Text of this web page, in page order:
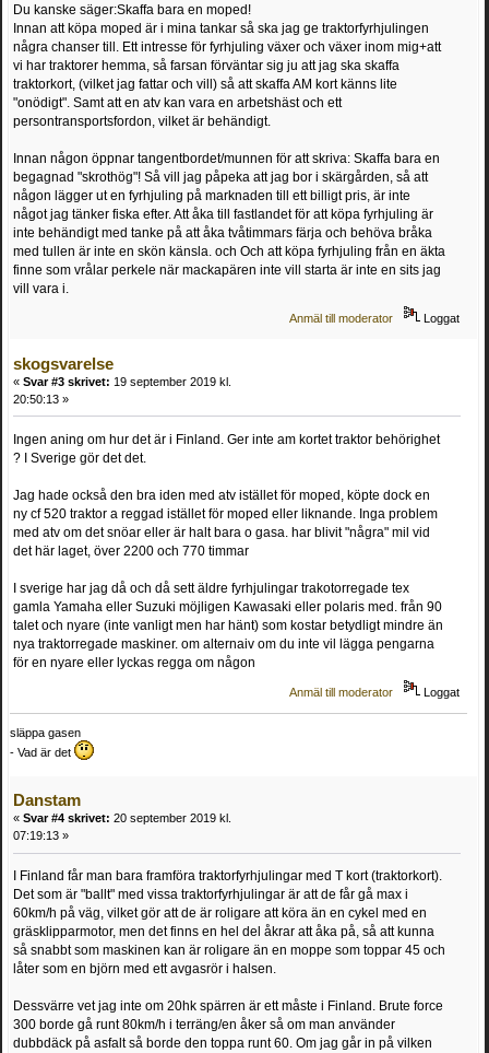
Du kanske säger:Skaffa bara en moped!
Innan att köpa moped är i mina tankar så ska jag ge traktorfyrhjulingen
några chanser till. Ett intresse för fyrhjuling växer och växer inom mig+att
vi har traktorer hemma, så farsan förväntar sig ju att jag ska skaffa
traktorkort, (vilket jag fattar och vill) så att skaffa AM kort känns lite
"onödigt". Samt att en atv kan vara en arbetshäst och ett
persontransportsfordon, vilket är behändigt.
Innan någon öppnar tangentbordet/munnen för att skriva: Skaffa bara en
begagnad "skrothög"! Så vill jag påpeka att jag bor i skärgården, så att
någon lägger ut en fyrhjuling på marknaden till ett billigt pris, är inte
något jag tänker fiska efter. Att åka till fastlandet för att köpa fyrhjuling är
inte behändigt med tanke på att åka tvåtimmars färja och behöva bråka
med tullen är inte en skön känsla. och Och att köpa fyrhjuling från en äkta
finne som vrålar perkele när mackapären inte vill starta är inte en sits jag
vill vara i.
Anmäl till moderator Loggat
skogsvarelse
« Svar #3 skrivet: 19 september 2019 kl.
20:50:13 »
Ingen aning om hur det är i Finland. Ger inte am kortet traktor behörighet
? I Sverige gör det det.
Jag hade också den bra iden med atv istället för moped, köpte dock en
ny cf 520 traktor a reggad istället för moped eller liknande. Inga problem
med atv om det snöar eller är halt bara o gasa. har blivit "några" mil vid
det här laget, över 2200 och 770 timmar
I sverige har jag då och då sett äldre fyrhjulingar trakotorregade tex
gamla Yamaha eller Suzuki möjligen Kawasaki eller polaris med. från 90
talet och nyare (inte vanligt men har hänt) som kostar betydligt mindre än
nya traktorregade maskiner. om alternaiv om du inte vil lägga pengarna
för en nyare eller lyckas regga om någon
Anmäl till moderator Loggat
släppa gasen
- Vad är det
Danstam
« Svar #4 skrivet: 20 september 2019 kl.
07:19:13 »
I Finland får man bara framföra traktorfyrhjulingar med T kort (traktorkort).
Det som är "ballt" med vissa traktorfyrhjulingar är att de får gå max i
60km/h på väg, vilket gör att de är roligare att köra än en cykel med en
gräsklipparmotor, men det finns en hel del åkrar att åka på, så att kunna
så snabbt som maskinen kan är roligare än en moppe som toppar 45 och
låter som en björn med ett avgasrör i halsen.
Dessvärre vet jag inte om 20hk spärren är ett måste i Finland. Brute force
300 borde gå runt 80km/h i terräng/en åker så om man använder
dubbdäck på asfalt så borde den toppa runt 60. Om jag går in på vilken